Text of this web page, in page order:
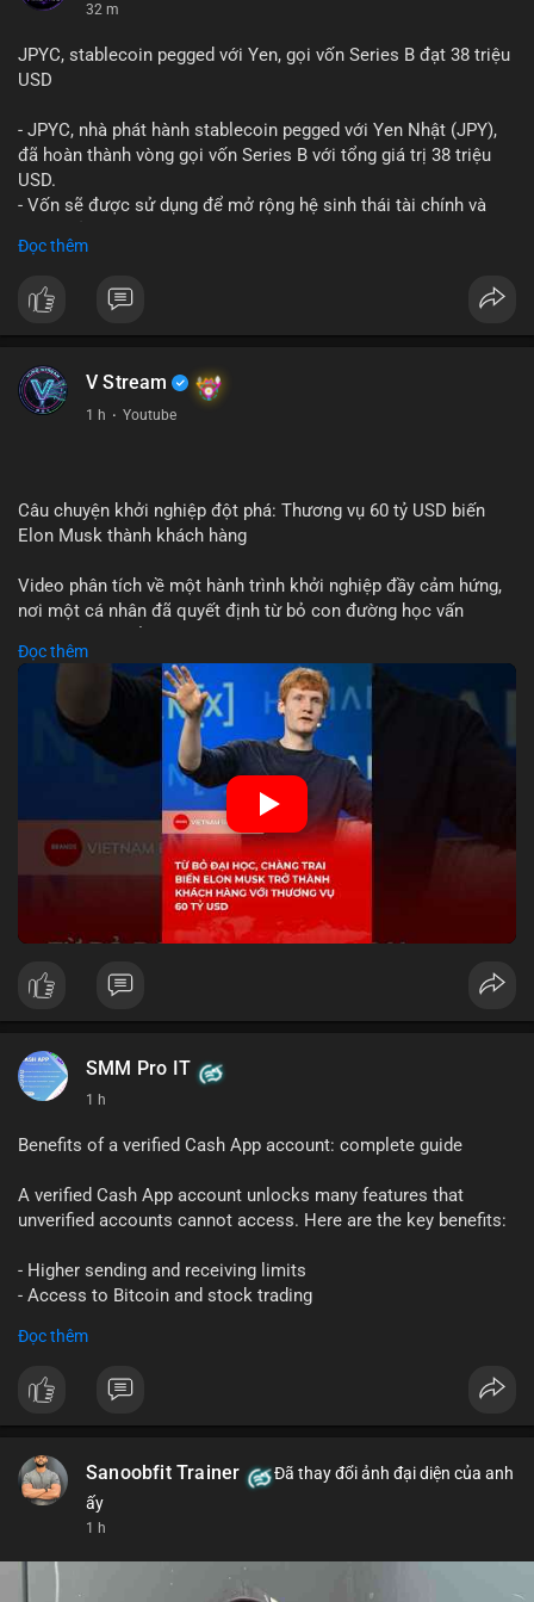
32 m
JPYC, stablecoin pegged với Yen, gọi vốn Series B đạt 38 triệu
USD
- JPYC, nhà phát hành stablecoin pegged với Yen Nhật (JPY),
đã hoàn thành vòng gọi vốn Series B với tổng giá trị 38 triệu
USD.
- Vốn sẽ được sử dụng để mở rộng hệ sinh thái tài chính và
- Mục tiêu là tăng tốc độ przyjęcie của token yen-pegged JPYC
- Đây là bước tiến quan trọng trong việc phát triển stablecoin
liên quan đến tiền tệ fiat châu Á trong ngành Web3.
$jpyc
📰 Nguồn: Cointelegraph
Đọc thêm
V Stream
1 h · Youtube
Câu chuyện khởi nghiệp đột phá: Thương vụ 60 tỷ USD biến
Elon Musk thành khách hàng
Video phân tích về một hành trình khởi nghiệp đầy cảm hứng,
nơi một cá nhân đã quyết định từ bỏ con đường học vấn
dội với thương vụ trị giá 60 tỷ USD không chỉ khẳng định tầm
nhìn chiến lược của nhà sáng lập mà còn cho thấy sức mạnh
của sự đổi mới trong nền kinh tế hiện đại. Sự kiện này đặc biệt
gây chú ý khi biến tỷ phú Elon Musk trở thành một khách hàng
quan trọng, minh chứng cho khả năng xoay chuyển cục diện
kinh doanh của các startup đầy tiềm năng.
🎥 Xem video trực tiếp tại:
Nguồn: KIEN THUC KINH TE
Đọc thêm
SMM Pro IT
1 h
Benefits of a verified Cash App account: complete guide
A verified Cash App account unlocks many features that
unverified accounts cannot access. Here are the key benefits:
- Higher sending and receiving limits
- Access to Bitcoin and stock trading
- Ability to link a bank account or card
To get verified, you need to provide your full name, date of
birth, and the last four digits of your Social Security number.
Verification also helps protect you from fraud and ensures
your funds are safe. If you want to use Cash App for business
Follow this guide to fully enjoy the benefits of a verified Cash
Đọc thêm
Sanoobfit Trainer
Đã thay đổi ảnh đại diện của anh
ấy
1 h